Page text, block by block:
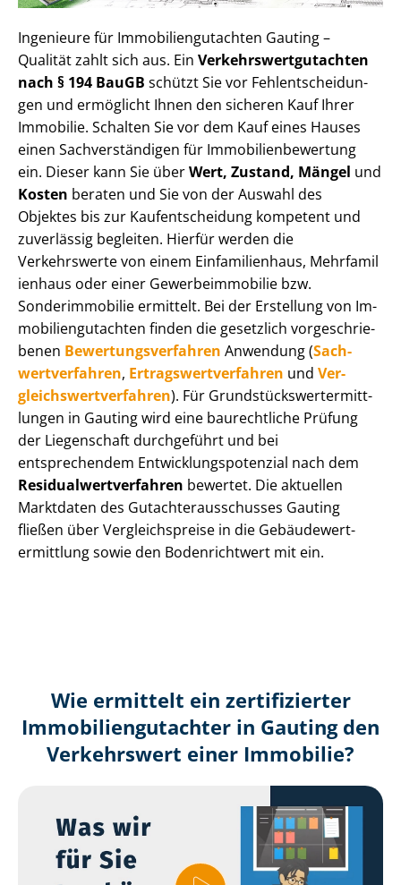
Ingenieure für Im­mo­bi­li­en­gut­ach­ten Gauting –
Qualität zahlt sich aus. Ein Ver­kehrs­wert­gut­ach­ten
nach § 194 BauGB schützt Sie vor Fehl­ent­schei­dun­
gen und ermöglicht Ihnen den sicheren Kauf Ihrer
Immobilie. Schalten Sie vor dem Kauf eines Hauses
einen Sach­ver­stän­di­gen für Im­mo­bi­li­en­be­wer­tung
ein. Dieser kann Sie überWert, Zustand, Mängel und
Kosten beraten und Sie von der Auswahl des
Objektes bis zur Kauf­ent­schei­dung kompetent und
zuverlässig begleiten. Hierfür werden die
Verkehrswerte von einem Einfamilienhaus, Mehr­fa­mi­l
i­en­haus oder einer Ge­wer­be­im­mo­bi­lie bzw.
Sonderimmobilie ermittelt. Bei der Erstellung von Im­
mo­bi­li­en­gut­ach­ten finden die gesetzlich vor­ge­schrie­
be­nen Be­wer­tungs­ver­fah­ren Anwendung (Sach­
wert­ver­fah­ren, Er­trags­wert­ver­fah­ren und Ver­
gleichs­wert­ver­fah­ren). Für Grund­stücks­wert­ermitt­
lun­gen in Gauting wird eine baurechtliche Prüfung
der Liegenschaft durchgeführt und bei
entsprechendem Ent­wick­lungs­po­ten­zi­al nach dem
Re­si­du­al­wert­ver­fah­ren bewertet. Die aktuellen
Marktdaten des Gut­ach­ter­aus­schus­ses Gauting
fließen über Ver­gleichs­prei­se in die Ge­bäu­de­wert­
ermitt­lung sowie den Bodenrichtwert mit ein.
Wie ermittelt ein zertifizierter
Immobilien­gutachter in Gauting den
Verkehrswert einer Immobilie?